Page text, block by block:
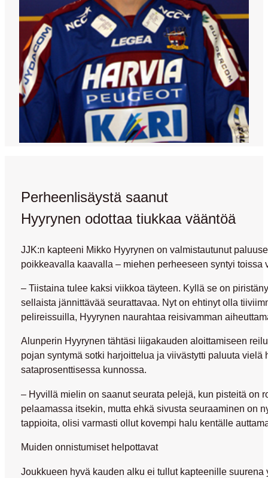
Perheenlisäystä saanut
Hyyrynen odottaa tiukkaa vääntöä
JJK:n kapteeni Mikko Hyyrynen on valmistautunut
poikkeavalla kaavalla – miehen perheeseen syntyi toissa
– Tiistaina tulee kaksi viikkoa täyteen. Kyllä se on
sellaista jännittävää seurattavaa. Nyt on ehtinyt olla
pelireissuilla, Hyyrynen naurahtaa reisivamman
Alunperin Hyyrynen tähtäsi liigakauden aloittamiseen
pojan syntymä sotki harjoittelua ja viivästytti paluuta
sataprosenttisessa kunnossa.
– Hyvillä mielin on saanut seurata pelejä, kun pisteitä on
pelaamassa itsekin, mutta ehkä sivusta seuraaminen on
tappioita, olisi varmasti ollut kovempi halu kentälle
Muiden onnistumiset helpottavat
Joukkueen hyvä kauden alku ei tullut kapteenille suurena